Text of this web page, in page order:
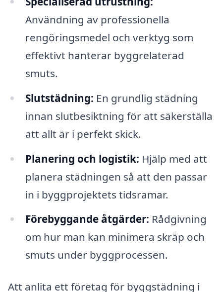
Användning av professionella
rengöringsmedel och verktyg som
effektivt hanterar byggrelaterad
smuts.
Slutstädning: En grundlig städning
innan slutbesiktning för att säkerställa
att allt är i perfekt skick.
Planering och logistik: Hjälp med att
planera städningen så att den passar
in i byggprojektets tidsramar.
Förebyggande åtgärder: Rådgivning
om hur man kan minimera skräp och
smuts under byggprocessen.
Att anlita ett företag för byggstädning i